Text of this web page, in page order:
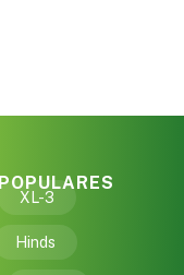
XL-3
Hinds